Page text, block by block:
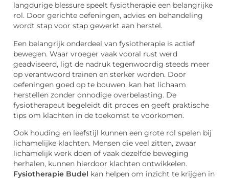
langdurige blessure speelt fysiotherapie een belangrijke
rol. Door gerichte oefeningen, advies en behandeling
wordt stap voor stap gewerkt aan herstel.
Een belangrijk onderdeel van fysiotherapie is actief
bewegen. Waar vroeger vaak vooral rust werd
geadviseerd, ligt de nadruk tegenwoordig steeds meer
op verantwoord trainen en sterker worden. Door
oefeningen goed op te bouwen, kan het lichaam
herstellen zonder onnodige overbelasting. De
fysiotherapeut begeleidt dit proces en geeft praktische
tips om klachten in de toekomst te voorkomen.
Ook houding en leefstijl kunnen een grote rol spelen bij
lichamelijke klachten. Mensen die veel zitten, zwaar
lichamelijk werk doen of vaak dezelfde beweging
herhalen, kunnen hierdoor klachten ontwikkelen.
Fysiotherapie Budel kan helpen om inzicht te krijgen in